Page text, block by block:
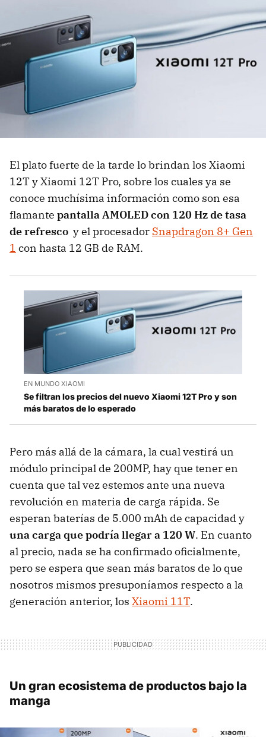
El plato fuerte de la tarde lo brindan los Xiaomi
12T y Xiaomi 12T Pro, sobre los cuales ya se
conoce muchísima información como son esa
flamante pantalla AMOLED con 120 Hz de tasa
de refresco y el procesador Snapdragon 8+ Gen
1 con hasta 12 GB de RAM.
EN MUNDO XIAOMI
Se filtran los precios del nuevo Xiaomi 12T Pro y son
más baratos de lo esperado
Pero más allá de la cámara, la cual vestirá un
módulo principal de 200MP, hay que tener en
cuenta que tal vez estemos ante una nueva
revolución en materia de carga rápida. Se
esperan baterías de 5.000 mAh de capacidad y
una carga que podría llegar a 120 W. En cuanto
al precio, nada se ha confirmado oficialmente,
pero se espera que sean más baratos de lo que
nosotros mismos presuponíamos respecto a la
generación anterior, los Xiaomi 11T.
Un gran ecosistema de productos bajo la
manga